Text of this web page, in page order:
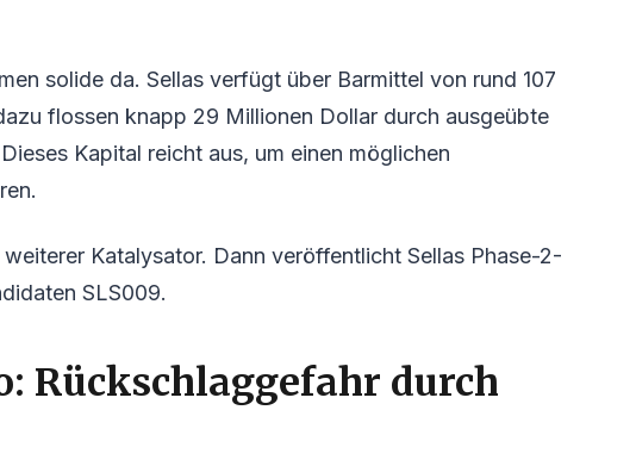
solide da. Sellas verfügt über Barmittel von rund 107
flossen knapp 29 Millionen Dollar durch ausgeübte
Kapital reicht aus, um einen möglichen
Katalysator. Dann veröffentlicht Sellas Phase-2-
SLS009.
Rückschlaggefahr durch